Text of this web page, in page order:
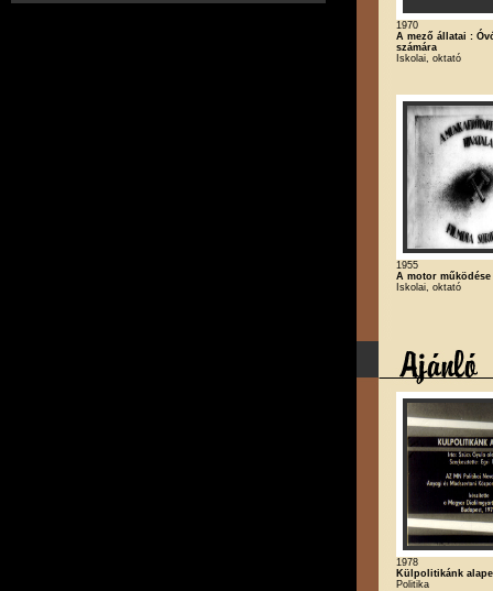
1970
A mező állatai :
számára
Iskolai, oktató
1955
A motor működése
Iskolai, oktató
1978
Külpolitikánk
Politika